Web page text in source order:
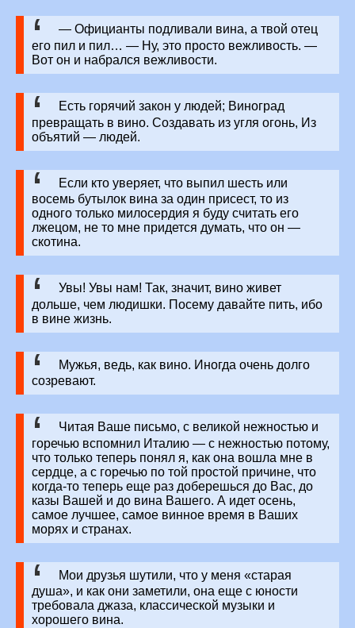
— Официанты подливали вина, а твой отец
его пил и пил… — Ну, это просто вежливость. —
Вот он и набрался вежливости.
Есть горячий закон у людей; Виноград
превращать в вино. Создавать из угля огонь, Из
объятий — людей.
Если кто уверяет, что выпил шесть или
восемь бутылок вина за один присест, то из
одного только милосердия я буду считать его
лжецом, не то мне придется думать, что он —
скотина.
Увы! Увы нам! Так, значит, вино живет
дольше, чем людишки. Посему давайте пить, ибо
в вине жизнь.
Мужья, ведь, как вино. Иногда очень долго
созревают.
Читая Ваше письмо, с великой нежностью и
горечью вспомнил Италию — с нежностью потому,
что только теперь понял я, как она вошла мне в
сердце, а с горечью по той простой причине, что
когда-то теперь еще раз доберешься до Вас, до
казы Вашей и до вина Вашего. А идет осень,
самое лучшее, самое винное время в Ваших
морях и странах.
Мои друзья шутили, что у меня «старая
душа», и как они заметили, она еще с юности
требовала джаза, классической музыки и
хорошего вина.